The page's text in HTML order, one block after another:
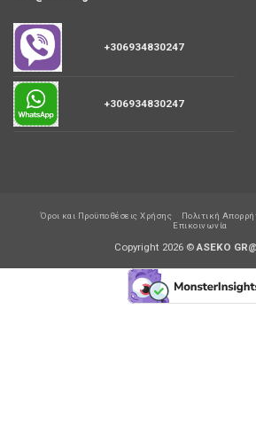
+306934830247
+306934830247
Όροι και Προϋποθέσεις Χρήσης Πολιτική
Επικοινωνία
Copyright 2026 ©ASEKO